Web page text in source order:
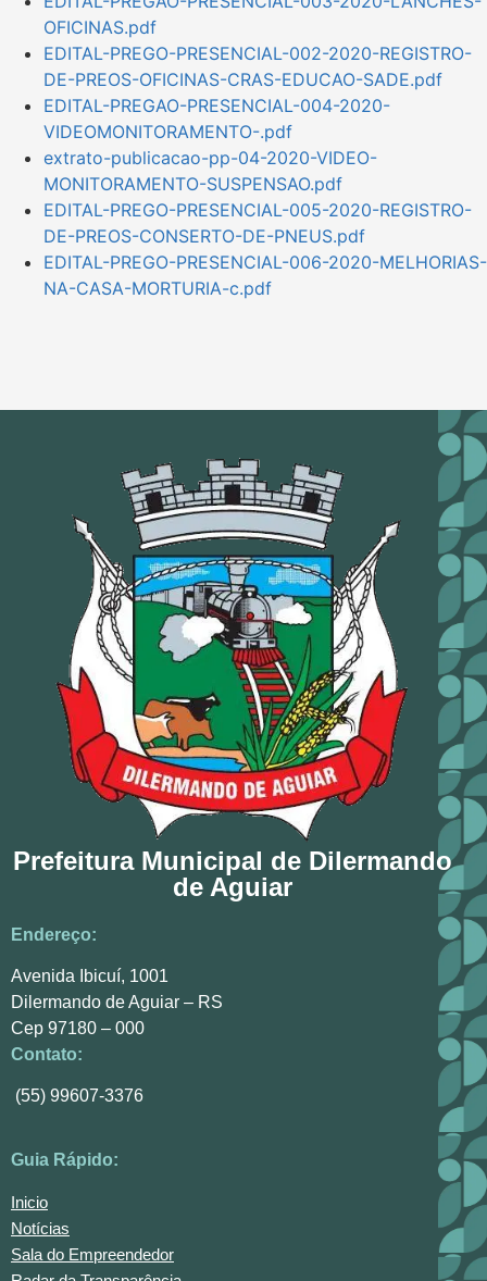
OFICINAS.pdf
EDITAL-PREGO-PRESENCIAL-002-2020-REGISTRO-
DE-PREOS-OFICINAS-CRAS-EDUCAO-SADE.pdf
EDITAL-PREGAO-PRESENCIAL-004-2020-
VIDEOMONITORAMENTO-.pdf
extrato-publicacao-pp-04-2020-VIDEO-
MONITORAMENTO-SUSPENSAO.pdf
EDITAL-PREGO-PRESENCIAL-005-2020-REGISTRO-
DE-PREOS-CONSERTO-DE-PNEUS.pdf
EDITAL-PREGO-PRESENCIAL-006-2020-MELHORIAS-
NA-CASA-MORTURIA-c.pdf
Prefeitura Municipal de Dilermando
de Aguiar
Endereço:
Avenida Ibicuí, 1001
Dilermando de Aguiar – RS
Cep 97180 – 000
Contato:
(55) 99607-3376
Guia Rápido:
Inicio
Notícias
Sala do Empreendedor